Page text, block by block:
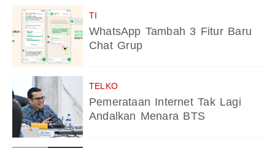
TI
WhatsApp Tambah 3 Fitur Baru
Chat Grup
TELKO
Pemerataan Internet Tak Lagi
Andalkan Menara BTS